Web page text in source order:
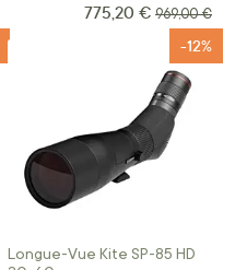
Prix Spécial
775,20 € Prix normal
969,00 €
Longue-Vue Kite SP-85 HD
-12%